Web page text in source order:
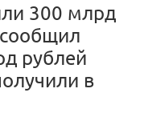
300 млрд
рублей
в